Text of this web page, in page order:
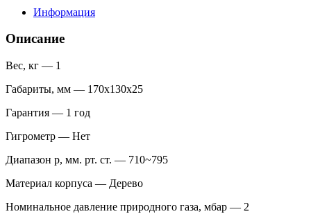
Информация
Описание
Вес, кг — 1
Габариты, мм — 170х130х25
Гарантия — 1 год
Гигрометр — Нет
Диапазон p, мм. рт. ст. — 710~795
Материал корпуса — Дерево
Номинальное давление природного газа, мбар — 2